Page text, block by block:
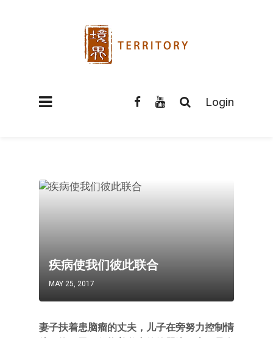
Login
疾病使我们彼此联合
MAY 25, 2017
妻子扶着患脑瘤的丈夫，儿子在旁努力控制情